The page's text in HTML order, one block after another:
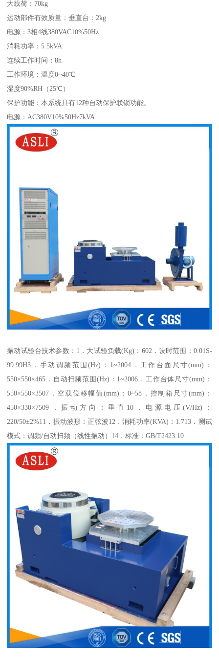
大载荷：70kg
运动部件有效质量：垂直台：2kg
电源：3相4线380VAC10%50Hz
消耗功率：5.5kVA
连续工作时间：8h
工作环境：温度0~40℃
湿度90%RH（25℃）
保护功能：本系统具有12种自动保护联锁功能。
电源：AC380V10%50Hz7kVA
振动试验台技术参数：1．大试验负载(Kg)：602．设时范围：0.01S-
99.99H3．手动调频范围(Hz)：1~2004．工作台面尺寸(mm)：
550×550×465．自动扫频范围(Hz)：1~2006．工作台体尺寸(mm)：
550×550×3507．空载位移幅值(mm)：0~58．控制箱尺寸(mm)：
450×330×7509．振动方向：垂直10．电源电压(V/Hz)：
220/50±2%11．振动波形：正弦波12．消耗功率(KVA)：1.713．测试
模式：调频/自动扫频（线性振动）14．标准：GB/T2423.10